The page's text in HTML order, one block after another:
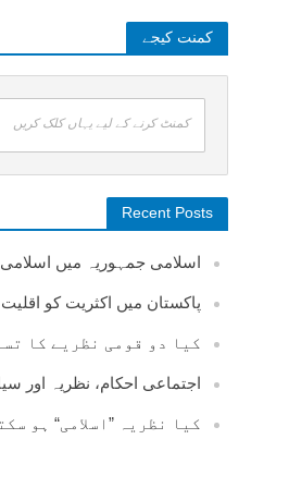
کمنت کیجے
کمنٹ کرنے کے لیے یہاں کلک کریں
Recent Posts
اسلامی جمہوریہ میں اسلامی
پاکستان میں اکثریت کو
کیا دو قومی نظریے کا
اجتماعی احکام، نظریہ اور
کیا نظریہ ”اسلامی“ ہو